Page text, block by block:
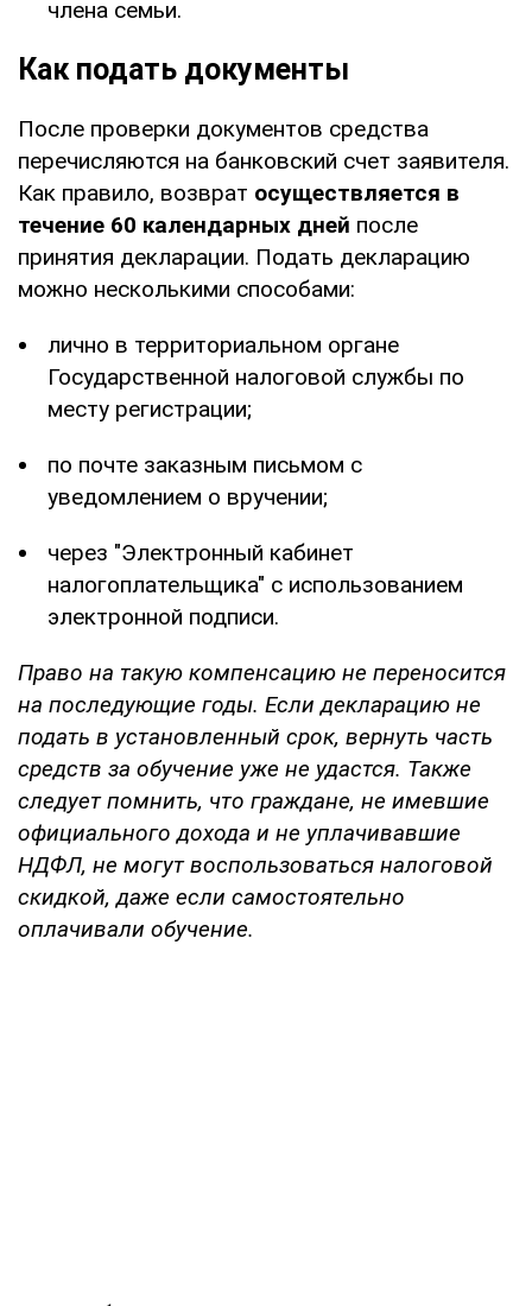
члена семьи.
Как подать документы
После проверки документов средства
перечисляются на банковский счет заявителя.
Как правило, возврат осуществляется в
течение 60 календарных дней после
принятия декларации. Подать декларацию
можно несколькими способами:
лично в территориальном органе
Государственной налоговой службы по
месту регистрации;
по почте заказным письмом с
уведомлением о вручении;
через "Электронный кабинет
налогоплательщика" с использованием
электронной подписи.
Право на такую компенсацию не переносится
на последующие годы. Если декларацию не
подать в установленный срок, вернуть часть
средств за обучение уже не удастся. Также
следует помнить, что граждане, не имевшие
официального дохода и не уплачивавшие
НДФЛ, не могут воспользоваться налоговой
скидкой, даже если самостоятельно
оплачивали обучение.